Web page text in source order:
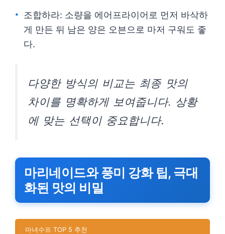
조합하라: 소량을 에어프라이어로 먼저 바삭하
게 만든 뒤 남은 양은 오븐으로 마저 구워도 좋
다.
다양한 방식의 비교는 최종 맛의
차이를 명확하게 보여줍니다. 상황
에 맞는 선택이 중요합니다.
마리네이드와 풍미 강화 팁, 극대
화된 맛의 비밀
마녀수프 TOP 5 추천